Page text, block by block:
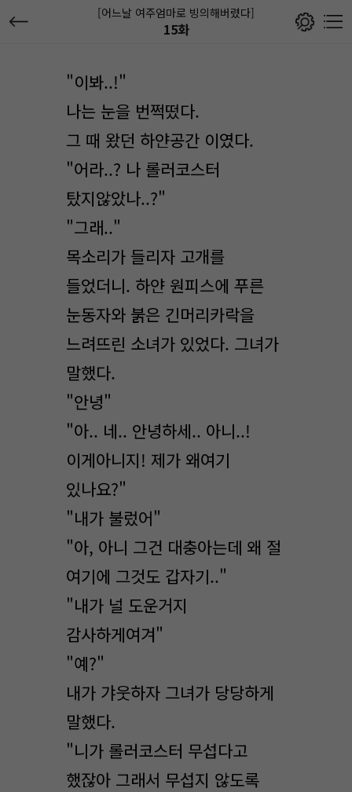
[어느날 여주엄마로 빙의해버렸다]
15화
"이봐..!"
나는 눈을 번쩍떴다.
그 때 왔던 하얀공간 이였다.
"어라..? 나 롤러코스터
탔지않았나..?"
"그래.."
목소리가 들리자 고개를
들었더니. 하얀 원피스에 푸른
눈동자와 붉은 긴머리카락을
느려뜨린 소녀가 있었다. 그녀가
말했다.
"안녕"
"아.. 네.. 안녕하세.. 아니..!
이게아니지! 제가 왜여기
있나요?"
"내가 불렀어"
"아, 아니 그건 대충아는데 왜 절
여기에 그것도 갑자기.."
"내가 널 도운거지
감사하게여겨"
"예?"
내가 갸웃하자 그녀가 당당하게
말했다.
"니가 롤러코스터 무섭다고
했잖아 그래서 무섭지 않도록